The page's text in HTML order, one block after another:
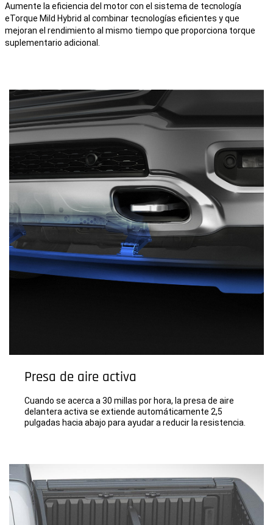
Aumente la eficiencia del motor con el sistema de tecnología
eTorque Mild Hybrid al combinar tecnologías eficientes y que
mejoran el rendimiento al mismo tiempo que proporciona torque
suplementario adicional.
Presa de aire activa
Cuando se acerca a 30 millas por hora, la presa de aire
delantera activa se extiende automáticamente 2,5
pulgadas hacia abajo para ayudar a reducir la resistencia.